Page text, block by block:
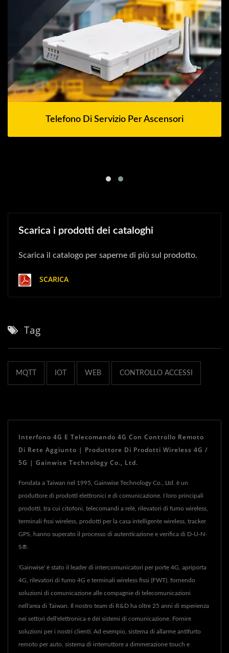
Telefono Di Servizio Per Ascensori
Scarica i prodotti dei cataloghi
Scarica il catalogo per saperne di più sul prodotto.
SCARICA
Tag
MQTT IOT WEB CONTROLLO ACCESSI
Interfono 4G E Telecomando 4G Con Controllo Remoto
Di Rete Aggiunto | Produttore Di Prodotti Wireless 4G /
5G | Gainwise Technology Co., Ltd.
Fondata a Taiwan nel 1995, Gainwise Technology Co., Ltd. è un
produttore di prodotti elettronici e di comunicazione. I loro principali
prodotti, tra cui citofoni, telecomandi a relè, rilevatori di fumo wireless,
terminali fissi wireless, prodotti per la casa intelligente wireless, tracker
GPS, hanno superato il processo di autenticazione e verifica di D-U-N-
S®.
'Gainwise' è stato il leader di intercomunicatori per porte 4G, apriporta
4G, rilevatori di fumo 4G e terminali wireless fissi (FWT), fornendo
soluzioni di comunicazione alle compagnie di telecomunicazioni
nell'area di Taiwan. Il nostro team di R&D ha oltre 25 anni di esperienza
nei settori dell'elettronica e dei sistemi di comunicazione. Fornire
soluzioni per i nostri clienti. Ad esempio, sistema di allarme antifurto
remoto per auto, sistema di interruttore a dimmerazione touch e